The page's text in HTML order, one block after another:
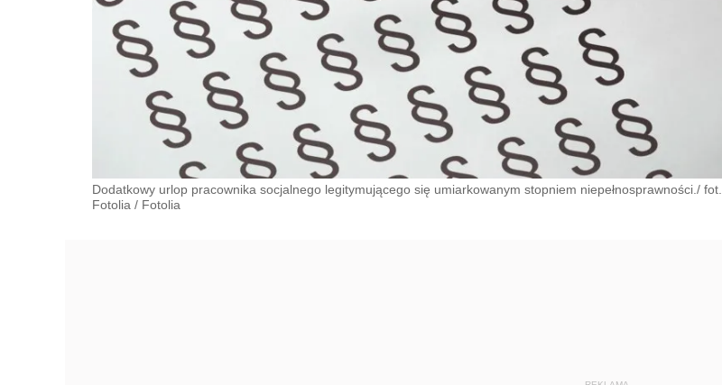
Dodatkowy urlop pracownika socjalnego legitymującego się umiarkowanym stopniem niepełnosprawności./ fot.
Fotolia / Fotolia